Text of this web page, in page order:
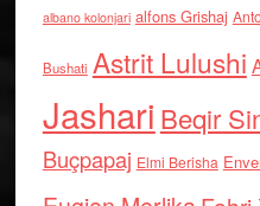
albano kolonjari alfons Grishaj
Bushati Astrit Lulushi
Jashari Beqir
Buçpapaj Elmi Berisha